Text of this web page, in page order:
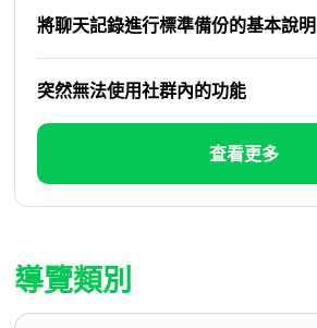
將聊天記錄進行標準備份的基本說明
突然無法使用社群內的功能
查看更多
導覽類別